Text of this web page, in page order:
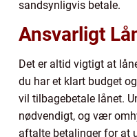
sandsynligvis betale.
Ansvarligt
Det er altid vigtigt at
du har et klart budget
vil tilbagebetale lånet.
nødvendigt, og vær
aftalte betalinger for at